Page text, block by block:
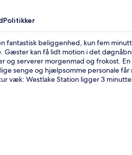
Politikker
fantastisk beliggenhed, kun fem
Gæster kan få lidt motion i det
og serverer morgenmad og frokost.
senge og hjælpsomme personale
væk: Westlake Station ligger 3